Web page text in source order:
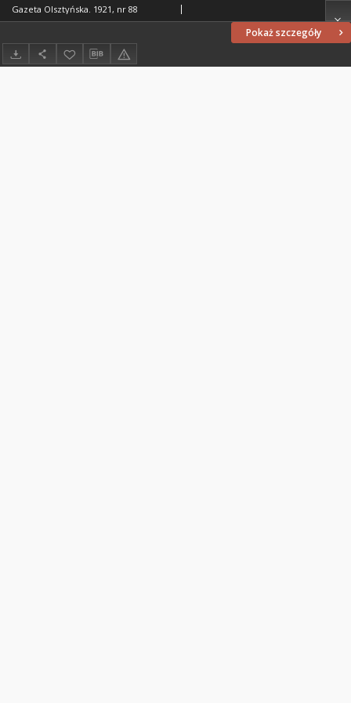
Pokaż szczegóły
Gazeta Olsztyńska. 1921, nr 88